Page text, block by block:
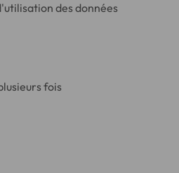
des données
fois